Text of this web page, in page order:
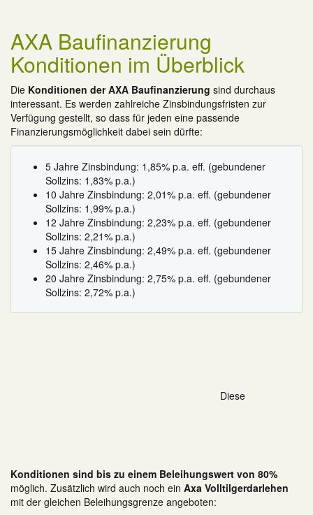
AXA Baufinanzierung
Konditionen im Überblick
Die Konditionen der AXA Baufinanzierung sind durchaus
interessant. Es werden zahlreiche Zinsbindungsfristen zur
Verfügung gestellt, so dass für jeden eine passende
Finanzierungsmöglichkeit dabei sein dürfte:
5 Jahre Zinsbindung: 1,85% p.a. eff. (gebundener
Sollzins: 1,83% p.a.)
10 Jahre Zinsbindung: 2,01% p.a. eff. (gebundener
Sollzins: 1,99% p.a.)
12 Jahre Zinsbindung: 2,23% p.a. eff. (gebundener
Sollzins: 2,21% p.a.)
15 Jahre Zinsbindung: 2,49% p.a. eff. (gebundener
Sollzins: 2,46% p.a.)
20 Jahre Zinsbindung: 2,75% p.a. eff. (gebundener
Sollzins: 2,72% p.a.)
Diese
Konditionen sind bis zu einem Beleihungswert von 80%
möglich. Zusätzlich wird auch noch ein Axa Volltilgerdarlehen
mit der gleichen Beleihungsgrenze angeboten: